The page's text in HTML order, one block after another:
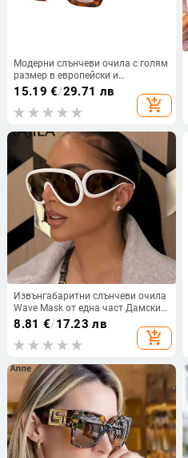
Модерни слънчеви очила с голям
размер в европейски и
американски стил, дамски
квадратни ажурни слънчеви
очила с широк крачол, мъжки
15.19 €/29.71 лв
add_shopping_cart
Извънгабаритни слънчеви очила
Wave Mask от една част Дамски
спортни Y2K пънк слънчеви
очила за дама 2024 Луксозна
марка Steampunk очила Goggle
8.81 €/17.23 лв
add_shopping_cart